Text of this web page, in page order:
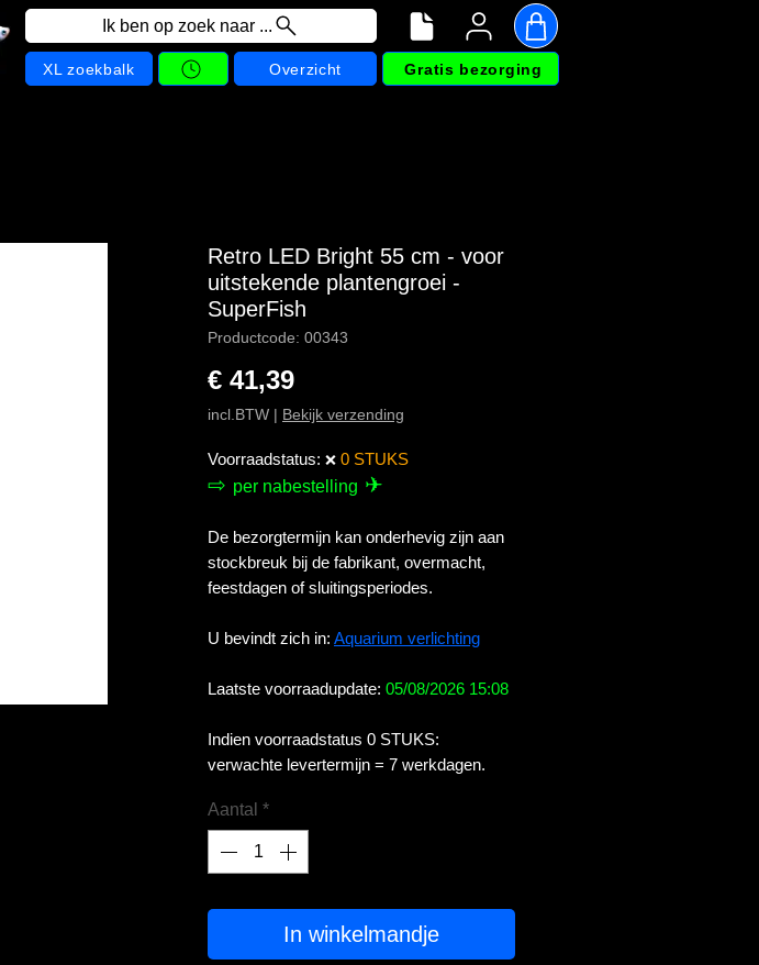
Ik ben op zoek naar ...
XL zoekbalk Overzicht Gratis bezorging
Retro LED Bright 55 cm - voor
uitstekende plantengroei -
SuperFish
Productcode: 00343
€ 41,39Prijs
incl.BTW | Bekijk verzending
Voorraadstatus: ❌ 0 STUKS
⇨ per nabestelling ✈
De bezorgtermijn kan onderhevig zijn aan
stockbreuk bij de fabrikant, overmacht,
feestdagen of sluitingsperiodes.
U bevindt zich in: Aquarium verlichting
Laatste voorraadupdate: 05/08/2026 15:08
Indien voorraadstatus 0 STUKS:
verwachte levertermijn = 7 werkdagen.
Aantal *
In winkelmandje